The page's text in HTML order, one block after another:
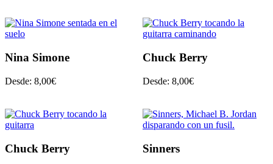
Nina Simone
Desde: 8,00€
Chuck Berry
Desde: 8,00€
Chuck Berry Sinners